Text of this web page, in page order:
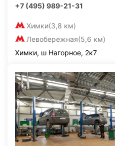
+7 (495) 989-21-31
Химки(3,8 км)
Левобережная(5,6 км)
Химки, ш Нагорное, 2к7